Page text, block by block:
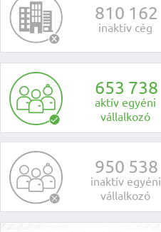
810 162
inaktív cég
653 738
aktív egyéni
vállalkozó
950 538
inaktív egyéni
vállalkozó